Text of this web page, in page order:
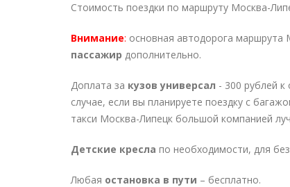
Стоимость поездки по маршруту Москва-
Внимание: основная автодорога маршрута
пассажир дополнительно.
Доплата за кузов универсал - 300 рублей
случае, если вы планируете поездку с
такси Москва-Липецк большой компанией
Детские кресла по необходимости, для
Любая остановка в пути – бесплатно.